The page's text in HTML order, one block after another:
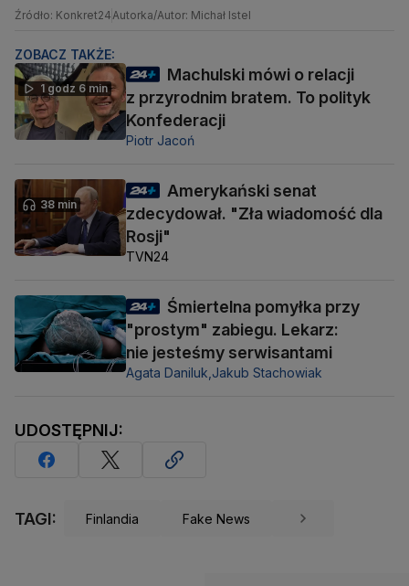
Źródło: Konkret24Autorka/Autor: Michał Istel
ZOBACZ TAKŻE:
1 godz 6 min
Machulski mówi o relacji
z przyrodnim bratem. To polityk
Konfederacji
Piotr Jacoń
38 min
Amerykański senat
zdecydował. "Zła wiadomość dla
Rosji"
TVN24
Śmiertelna pomyłka przy
"prostym" zabiegu. Lekarz:
nie jesteśmy serwisantami
Agata Daniluk, Jakub Stachowiak
UDOSTĘPNIJ:
TAGI: Finlandia Fake News